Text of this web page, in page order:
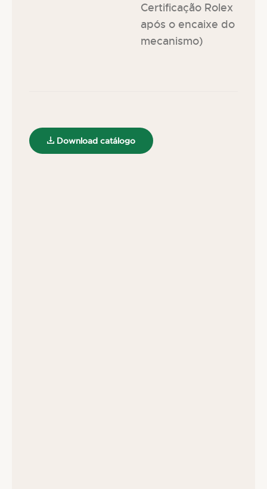
Certificação Rolex
após o encaixe do
mecanismo)
Download catálogo